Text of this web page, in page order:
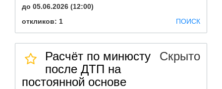
до 05.06.2026 (12:00)
откликов: 1
ПОИСК
Расчёт по минюсту
после ДТП на
постоянной основе
Скрыто